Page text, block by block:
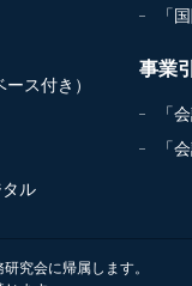
ス付き）
ル
「
事業
「
「
究会に帰属します。